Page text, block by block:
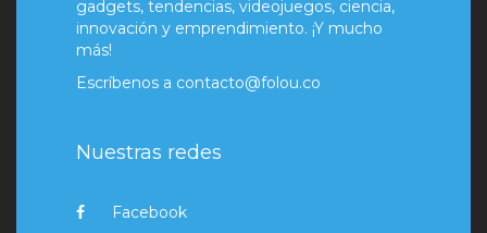
gadgets, tendencias, videojuegos, ciencia,
innovación y emprendimiento. ¡Y mucho
más!
Escríbenos a contacto@folou.co
Nuestras redes
Facebook